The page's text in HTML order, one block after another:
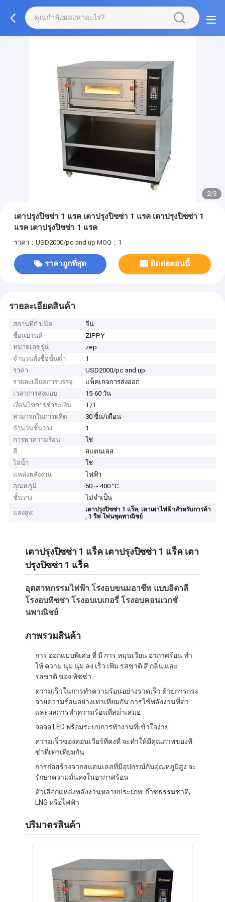
2/3
เตาปรุงปิซซ่า 1 แรค เตาปรุงปิซซ่า 1 แรค เตาปรุงปิซซ่า 1
แรค เตาปรุงปิซซ่า 1 แรค
ราคา：USD2000/pc and up MOQ：1
ราคาถูกที่สุด ติดต่อตอนนี้
รายละเอียดสินค้า
สถานที่กำเนิด
จีน
ชื่อแบรนด์
ZIPPY
หมายเลขรุ่น
zep
จำนวนสั่งซื้อขั้นต่ำ
1
ราคา
USD2000/pc and up
รายละเอียดการบรรจุ
แพ็คเกจการส่งออก
เวลาการส่งมอบ
15-60 วัน
เงื่อนไขการชำระเงิน
T/T
สามารถในการผลิต
30 ชิ้น/เดือน
จำนวนชั้นวาง
1
การพาความร้อน
ใช่
สี
สแตนเลส
ไอน้ำ
ใช่
แหล่งพลังงาน
ไฟฟ้า
อุณหภูมิ
50 ~ 400 °C
ชั้นวาง
ไม่จําเป็น
แสงสูง:
เตาปรุงปิซซ่า 1 แร็ค, เตาเผาไฟฟ้าสําหรับการค้า
, 1 รีฟ โฟนชุดพาณิชย์
เตาปรุงปิซซ่า 1 แร็ค เตาปรุงปิซซ่า 1 แร็ค เตา
ปรุงปิซซ่า 1 แร็ค
อุตสาหกรรมไฟฟ้า โรงอบขนมอาชีพ แบบอิตาลี
โรงอบพิซซ่า โรงอบเบเกอรี่ โรงอบคอนเวกชั่
นพาณิชย์
ภาพรวมสินค้า
การ ออกแบบพิเศษ ที่ มี การ หมุนเวียน อากาศร้อน ทํา
ให้ ความ นุ่ม นุ่ม ลง เร็ว เพิ่ม รสชาติ สี กลิ่น และ
รสชาติ ของ พิซซ่า
ความเร็วในการทําความร้อนอย่างรวดเร็ว ด้วยการกระ
จายความร้อนอย่างเท่าเทียมกัน การใช้พลังงานที่ต่ํา
และผลการทําความร้อนที่สม่ําเสมอ
จอจอ LED พร้อมระบบการทํางานที่เข้าใจง่าย
ความเร็วของคอนเวียร์ที่คงที่ จะทําให้มีคุณภาพของพี
ซ่าที่เท่าเทียมกัน
การก่อสร้างจากสแตนเลสที่มีอุปกรณ์กันอุณหภูมิสูง จะ
รักษาความมั่นคงในอากาศร้อน
ตัวเลือกแหล่งพลังงานหลายประเภท: ก๊าซธรรมชาติ,
LNG หรือไฟฟ้า
ปริมาตรสินค้า